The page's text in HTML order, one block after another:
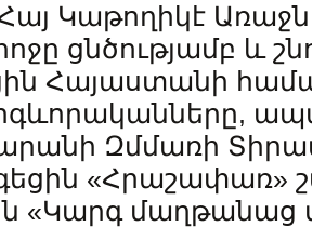
Կաթողիկէ
ցնծությամբ և
Հայաստանի
Զմմառի
«Կարգ մաղթանաց